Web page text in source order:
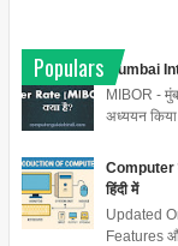
Populars
Mumbai
MIBOR -
अध्ययन किया
Computer
हिंदी में
Updated
Features